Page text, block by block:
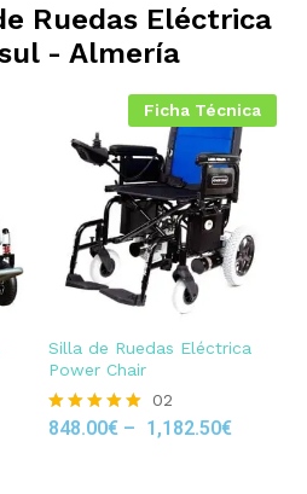
Ruedas Eléctrica
- Almería
Ficha Técnica
Silla de Ruedas Eléctrica
Power Chair
Rated
02
848.00€ – 1,182.50€